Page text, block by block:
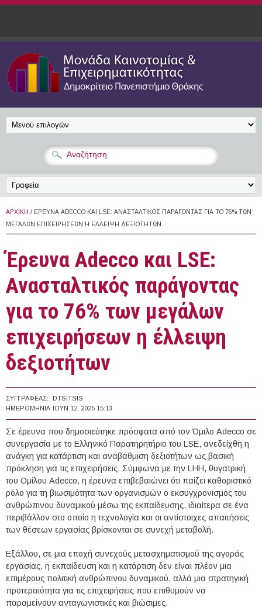
Παράκαμψη προς το κυρίως περιεχόμενο
ΑΡΧΙΚΉ / ΈΡΕΥΝΑ ADECCO ΚΑΙ LSE: ΑΝΑΣΤΑΛΤΙΚΌΣ ΠΑΡΆΓΟΝΤΑΣ ΓΙΑ ΤΟ 76% ΤΩΝ
ΜΕΓΆΛΩΝ ΕΠΙΧΕΙΡΉΣΕΩΝ Η ΈΛΛΕΙΨΗ ΔΕΞΙΟΤΉΤΩΝ
Έρευνα Adecco και LSE:
Ανασταλτικός παράγοντας
για το 76% των μεγάλων
επιχειρήσεων η έλλειψη
δεξιοτήτων
ΣΥΓΓΡΑΦΈΑΣ:
DTSITSIS
ΗΜΕΡΟΜΗΝΊΑ: ΙΟΥΝ 12, 2025 15:13
Σε έρευνα που δημοσιεύτηκε πρόσφατα από τον Όμιλο Adecco σε
συνεργασία με το Ελληνικό Παρατηρητήριο του LSE, ανεδείχθη η
ανάγκη για κατάρτιση και αναβάθμιση δεξιοτήτων ως βασική
πρόκληση για τις επιχειρήσεις. Σύμφωνα με την LHH, θυγατρική
του Ομίλου Adecco, η έρευνα επιβεβαιώνει ότι παίζει καθοριστικό
ρόλο για τη βιωσιμότητα των οργανισμών ο εκσυγχρονισμός του
ανθρώπινου δυναμικού μέσω της εκπαίδευσης, ιδιαίτερα σε ένα
περιβάλλον στο οποίο η τεχνολογία και οι αντίστοιχες απαιτήσεις
των θέσεων εργασίας βρίσκονται σε συνεχή μεταβολή.
Εξάλλου, σε μια εποχή συνεχούς μετασχηματισμού της αγοράς
εργασίας, η εκπαίδευση και η κατάρτιση δεν είναι πλέον μια
επιμέρους πολιτική ανθρώπινου δυναμικού, αλλά μια στρατηγική
προτεραιότητα για τις επιχειρήσεις που επιθυμούν να
παραμείνουν ανταγωνιστικές και βιώσιμες.